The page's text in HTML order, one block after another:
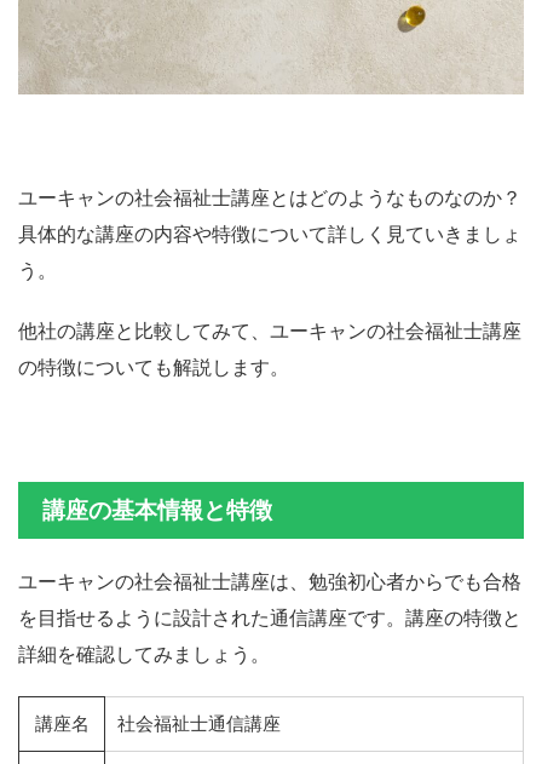
ユーキャンの社会福祉士講座とはどのようなものなのか？
具体的な講座の内容や特徴について詳しく見ていきましょ
う。
他社の講座と比較してみて、ユーキャンの社会福祉士講座
の特徴についても解説します。
講座の基本情報と特徴
ユーキャンの社会福祉士講座は、勉強初心者からでも合格
を目指せるように設計された通信講座です。講座の特徴と
詳細を確認してみましょう。
講座名 社会福祉士通信講座